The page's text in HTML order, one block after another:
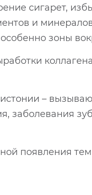
сигарет,
и
зоны
–
заболевания
появления